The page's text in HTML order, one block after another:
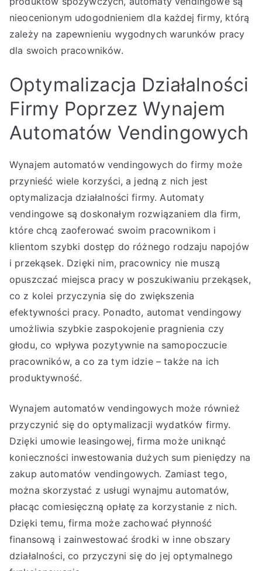
nieocenionym udogodnieniem dla każdej firmy, którą
zależy na zapewnieniu wygodnych warunków pracy
dla swoich pracowników.
Optymalizacja Działalności
Firmy Poprzez Wynajem
Automatów Vendingowych
Wynajem automatów vendingowych do firmy może
przynieść wiele korzyści, a jedną z nich jest
optymalizacja działalności firmy. Automaty
vendingowe są doskonałym rozwiązaniem dla firm,
które chcą zaoferować swoim pracownikom i
klientom szybki dostęp do różnego rodzaju napojów
i przekąsek. Dzięki nim, pracownicy nie muszą
opuszczać miejsca pracy w poszukiwaniu przekąsek,
co z kolei przyczynia się do zwiększenia
efektywności pracy. Ponadto, automat vendingowy
umożliwia szybkie zaspokojenie pragnienia czy
głodu, co wpływa pozytywnie na samopoczucie
pracowników, a co za tym idzie – także na ich
produktywność.
Wynajem automatów vendingowych może również
przyczynić się do optymalizacji wydatków firmy.
Dzięki umowie leasingowej, firma może uniknąć
konieczności inwestowania dużych sum pieniędzy na
zakup automatów vendingowych. Zamiast tego,
można skorzystać z usługi wynajmu automatów,
płacąc comiesięczną opłatę za korzystanie z nich.
Dzięki temu, firma może zachować płynność
finansową i zainwestować środki w inne obszary
działalności, co przyczyni się do jej optymalnego